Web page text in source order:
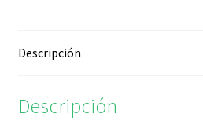
Descripción
Descripción